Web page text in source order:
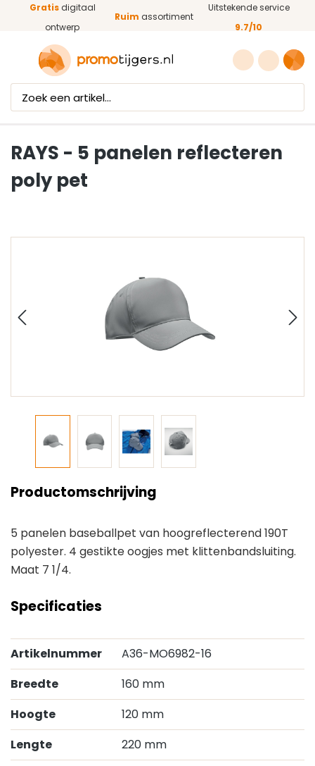
Ga naar de hoofdinhoud
Gratisdigitaal
ontwerp
Ruim assortiment
Uitstekende service
9.7/10
RAYS - 5 panelen reflecteren
poly pet
Productomschrijving
5 panelen baseballpet van hoogreflecterend 190T
polyester. 4 gestikte oogjes met klittenbandsluiting.
Maat 7 1/4.
Specificaties
Artikelnummer
A36-MO6982-16
Breedte
160 mm
Hoogte
120 mm
Lengte
220 mm